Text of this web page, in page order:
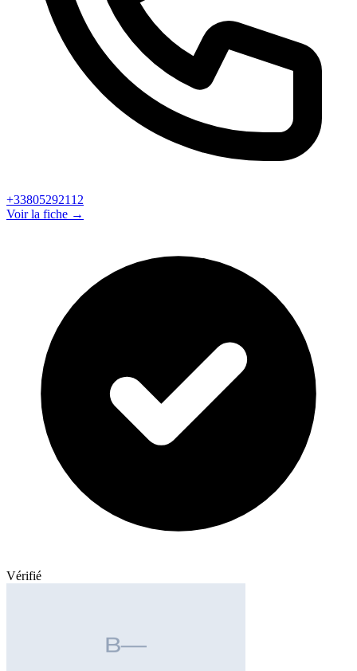
+33805292112
Voir la fiche →
Vérifié